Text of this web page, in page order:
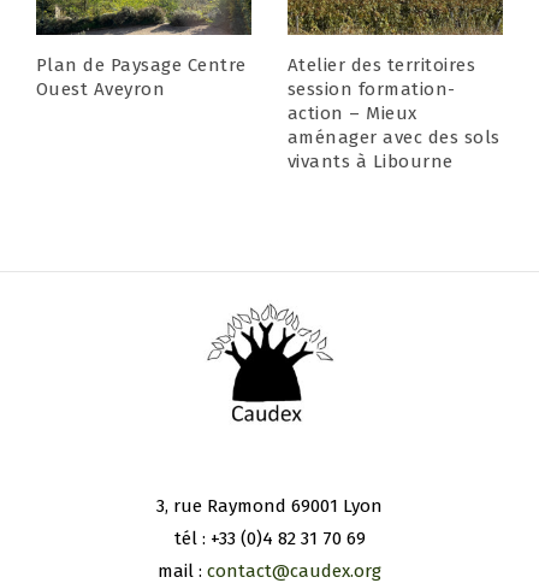
Plan de Paysage Centre
Ouest Aveyron
Atelier des territoires
session formation-
action – Mieux
aménager avec des sols
vivants à Libourne
3, rue Raymond 69001 Lyon
tél : +33 (0)4 82 31 70 69
mail : contact@caudex.org